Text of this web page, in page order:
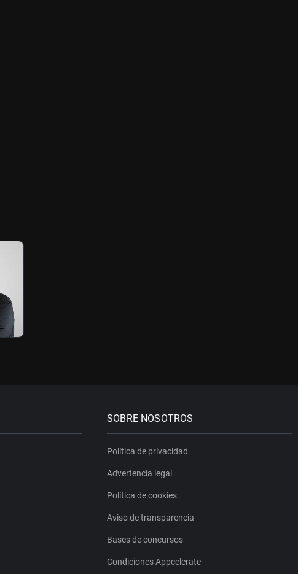
SOBRE NOSOTROS
Política de privacidad
Advertencia legal
Política de cookies
Aviso de transparencia
Bases de concursos
Condiciones Appcelerate